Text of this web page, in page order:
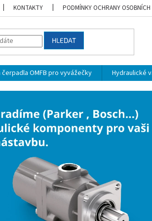
KONTAKTY PODMÍNKY OCHRANY OSOBNÍCH
HLEDAT
OMFB pro vyvážečky Hydraulické